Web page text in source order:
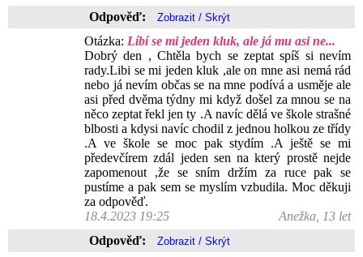
Odpověď:
Otázka: Líbí se mi jeden kluk, ale já mu asi ne...
Dobrý den , Chtěla bych se zeptat spíš si nevím
rady.Libi se mi jeden kluk ,ale on mne asi nemá rád
nebo já nevím občas se na mne podívá a usměje ale
asi před dvěma týdny mi když došel za mnou se na
něco zeptat řekl jen ty .A navíc dělá ve škole strašné
blbosti a kdysi navíc chodil z jednou holkou ze třídy
.A ve škole se moc pak stydím .A ještě se mi
předevčírem zdál jeden sen na který prostě nejde
zapomenout ,že se sním držím za ruce pak se
pustíme a pak sem se myslím vzbudila. Moc děkuji
za odpověď.
18.4.2023 19:25
Anežka, 13 let
Odpověď: